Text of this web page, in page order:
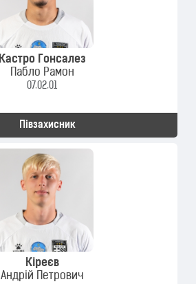
Кастро Гонсалез
Пабло Рамон
07.02.01
Півзахисник
Кіреєв
Андрій Петрович